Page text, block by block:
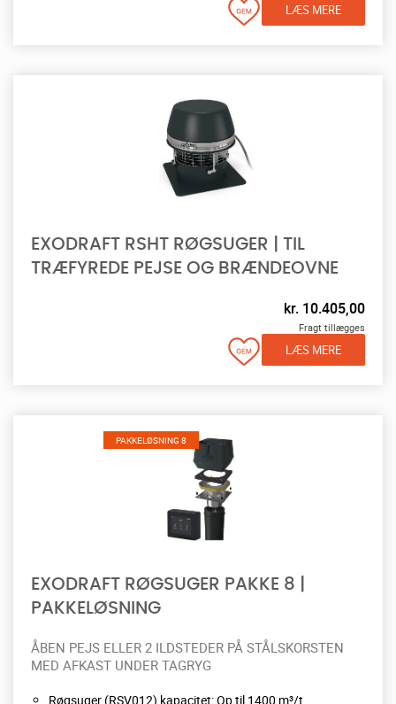
LÆS MERE
EXODRAFT RSHT RØGSUGER | TIL
TRÆFYREDE PEJSE OG BRÆNDEOVNE
kr. 10.405,00
Fragt tillægges
LÆS MERE
PAKKELØSNING 8
EXODRAFT RØGSUGER PAKKE 8 |
PAKKELØSNING
ÅBEN PEJS ELLER 2 ILDSTEDER PÅ STÅLSKORSTEN
MED AFKAST UNDER TAGRYG
Røgsuger (RSV012) kapacitet: Op til 1400 m³/t.